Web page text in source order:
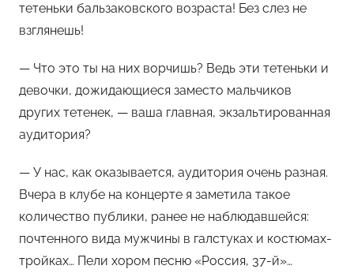
тетеньки бальзаковского возраста! Без слез не
взглянешь!
— Что это ты на них ворчишь? Ведь эти тетеньки и
девочки, дожидающиеся заместо мальчиков
других тетенек, — ваша главная, экзальтированная
аудитория?
— У нас, как оказывается, аудитория очень разная.
Вчера в клубе на концерте я заметила такое
количество публики, ранее не наблюдавшейся:
почтенного вида мужчины в галстуках и костюмах-
тройках… Пели хором песню «Россия, 37-й»…